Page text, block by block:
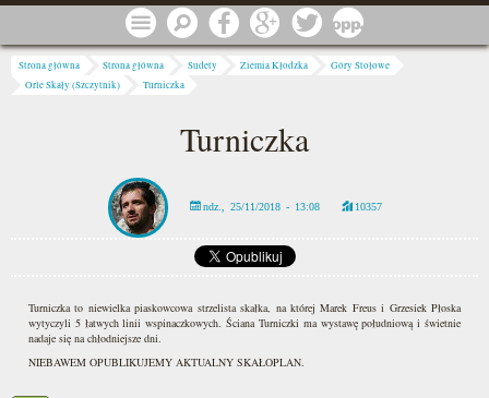
Przejdź do treści Menu Szukaj Facebook Google Twitter
Jesteś tutaj
Strona główna Strona główna Sudety Ziemia Kłodzka
Góry Stołowe
Orle Skały (Szczytnik)
Turniczka
Turniczka
ndz., 25/11/2018 - 13:08 10357
Turniczka to niewielka piaskowcowa strzelista skałka, na której Marek Freus i Grzesiek Płoska
wytyczyli 5 łatwych linii wspinaczkowych. Ściana Turniczki ma wystawę południową i świetnie
nadaje się na chłodniejsze dni.
NIEBAWEM OPUBLIKUJEMY AKTUALNY SKAŁOPLAN.